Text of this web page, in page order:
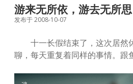
游来无所依，游去无所思
发布于 2008-10-07
十一长假结束了，这次居然
聊，每天重复着同样的事情。跟